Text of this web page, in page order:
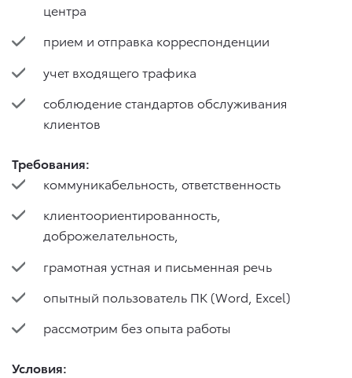
центра
прием и отправка корреспонденции
учет входящего трафика
соблюдение стандартов обслуживания
клиентов
Требования:
коммуникабельность, ответственность
клиентоориентированность,
доброжелательность,
грамотная устная и письменная речь
опытный пользователь ПК (Word, Excel)
рассмотрим без опыта работы
Условия: